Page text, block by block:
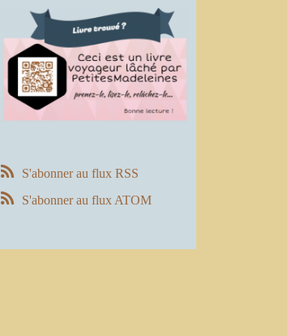
S'abonner au flux RSS
S'abonner au flux ATOM